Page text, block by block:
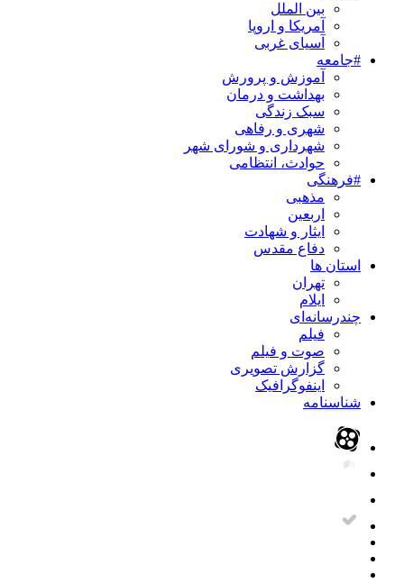
بین الملل
آمریکا و اروپا
آسیای غربی
#جامعه
آموزش و پرورش
بهداشت و درمان
سبک زندگی
شهری و رفاهی
شهرداری و شورای شهر
حوادث، انتظامی
#فرهنگی
مذهبی
اربعین
ایثار و شهادت
دفاع مقدس
استان ها
تهران
ایلام
چندرسانه‌ای
فیلم
صوت و فیلم
گزارش تصویری
اینفوگرافیک
شناسنامه